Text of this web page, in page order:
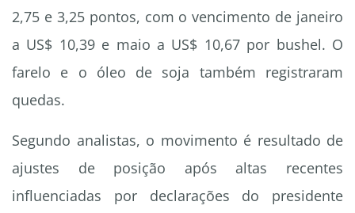
2,75 e 3,25 pontos, com o vencimento de janeiro
a US$ 10,39 e maio a US$ 10,67 por bushel. O
farelo e o óleo de soja também registraram
quedas.
Segundo analistas, o movimento é resultado de
ajustes de posição após altas recentes
influenciadas por declarações do presidente